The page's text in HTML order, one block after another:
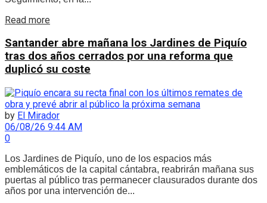
Read more
Santander abre mañana los Jardines de Piquío
tras dos años cerrados por una reforma que
duplicó su coste
by El Mirador
06/08/26 9:44 AM
0
Los Jardines de Piquío, uno de los espacios más
emblemáticos de la capital cántabra, reabrirán mañana sus
puertas al público tras permanecer clausurados durante dos
años por una intervención de...